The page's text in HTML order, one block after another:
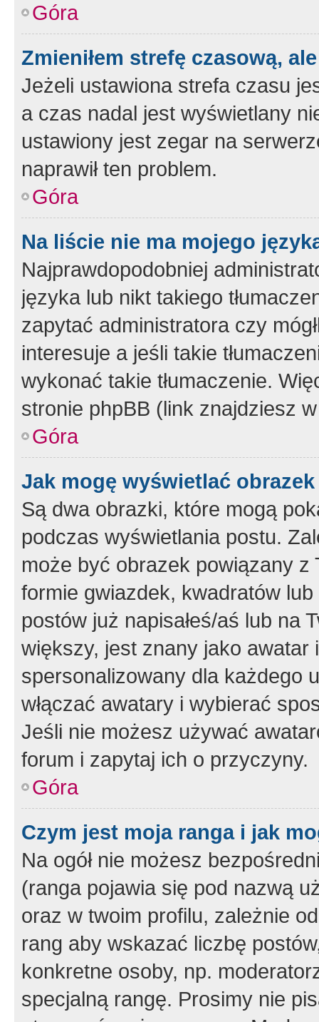
Góra
Zmieniłem strefę czasową,
Jeżeli ustawiona strefa czasu
a czas nadal jest wyświetlany
ustawiony jest zegar na
naprawił ten problem.
Góra
Na liście nie ma mojego
Najprawdopodobniej
języka lub nikt takiego
zapytać administratora czy
interesuje a jeśli takie
wykonać takie tłumaczenie.
stronie phpBB (link znajdziesz
Góra
Jak mogę wyświetlać
Są dwa obrazki, które mogą
podczas wyświetlania postu.
może być obrazek powiązany z
formie gwiazdek, kwadratów
postów już napisałeś/aś lub na
większy, jest znany jako
spersonalizowany dla każdego
włączać awatary i wybierać
Jeśli nie możesz używać
forum i zapytaj ich o przyczyny.
Góra
Czym jest moja ranga i jak
Na ogół nie możesz
(ranga pojawia się pod nazwą
oraz w twoim profilu, zależnie
rang aby wskazać liczbę
konkretne osoby, np.
specjalną rangę. Prosimy nie